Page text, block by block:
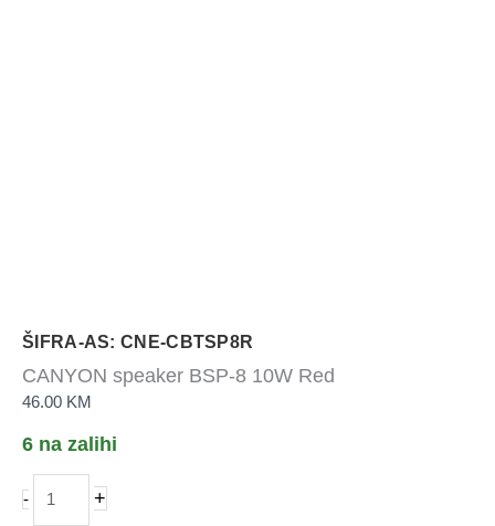
ŠIFRA-AS: CNE-CBTSP8R
CANYON speaker BSP-8 10W Red
46.00 KM
6 na zalihi
-
CANYON
speaker
+